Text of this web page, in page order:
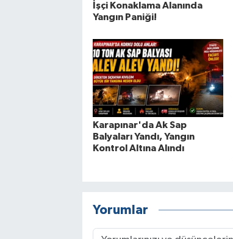
İşçi Konaklama Alanında
Yangın Paniği!
Karapınar'da Ak Sap
Balyaları Yandı, Yangın
Kontrol Altına Alındı
Yorumlar